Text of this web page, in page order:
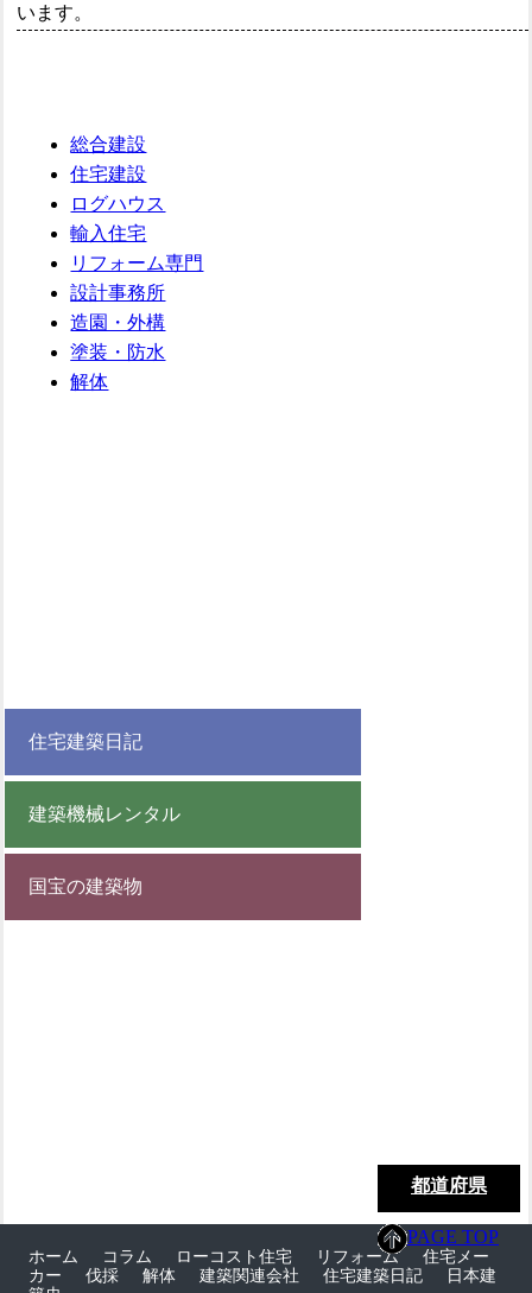
います。
総合建設
住宅建設
ログハウス
輸入住宅
リフォーム専門
設計事務所
造園・外構
塗装・防水
解体
住宅建築日記
建築機械レンタル
国宝の建築物
都道府県
PAGE TOP
ホーム コラム ローコスト住宅 リフォーム
住宅メー
カー
伐採 解体 建築関連会社 住宅建築日記
日本建